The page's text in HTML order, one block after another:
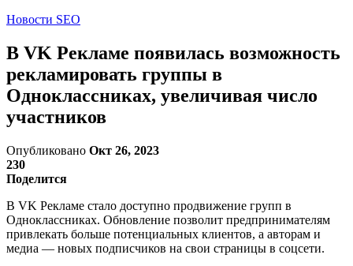
Новости SEO
В VK Рекламе появилась возможность
рекламировать группы в
Одноклассниках, увеличивая число
участников
Опубликовано Окт 26, 2023
230
Поделится
В VK Рекламе стало доступно продвижение групп в
Одноклассниках. Обновление позволит предпринимателям
привлекать больше потенциальных клиентов, а авторам и
медиа — новых подписчиков на свои страницы в соцсети.